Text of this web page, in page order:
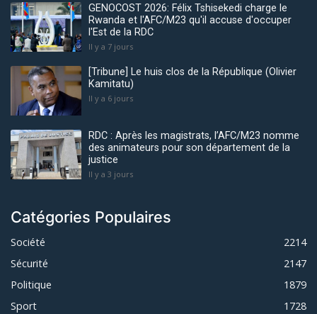
GENOCOST 2026: Félix Tshisekedi charge le
Rwanda et l'AFC/M23 qu'il accuse d'occuper
l'Est de la RDC
Il y a 7 jours
[Tribune] Le huis clos de la République (Olivier
Kamitatu)
Il y a 6 jours
RDC : Après les magistrats, l’AFC/M23 nomme
des animateurs pour son département de la
justice
Il y a 3 jours
Catégories Populaires
Société
2214
Sécurité
2147
Politique
1879
Sport
1728